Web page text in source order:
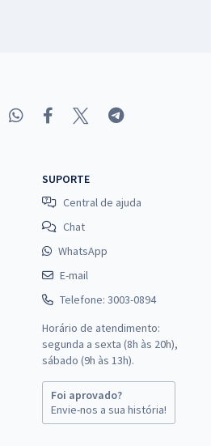
SUPORTE
Central de ajuda
Chat
WhatsApp
E-mail
Telefone: 3003-0894
Horário de atendimento:
segunda a sexta (8h às 20h),
sábado (9h às 13h).
Foi aprovado?
Envie-nos a sua história!